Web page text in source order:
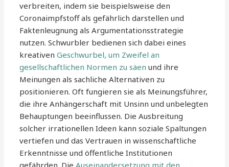
verbreiten, indem sie beispielsweise den
Coronaimpfstoff als gefährlich darstellen und
Faktenleugnung als Argumentationsstrategie
nutzen. Schwurbler bedienen sich dabei eines
kreativenGeschwurbel, um Zweifel an
gesellschaftlichen Normen zu säen und ihre
Meinungen als sachliche Alternativen zu
positionieren. Oft fungieren sie als Meinungsführer,
die ihre Anhängerschaft mit Unsinn und unbelegten
Behauptungen beeinflussen. Die Ausbreitung
solcher irrationellen Ideen kann soziale Spaltungen
vertiefen und das Vertrauen in wissenschaftliche
Erkenntnisse und öffentliche Institutionen